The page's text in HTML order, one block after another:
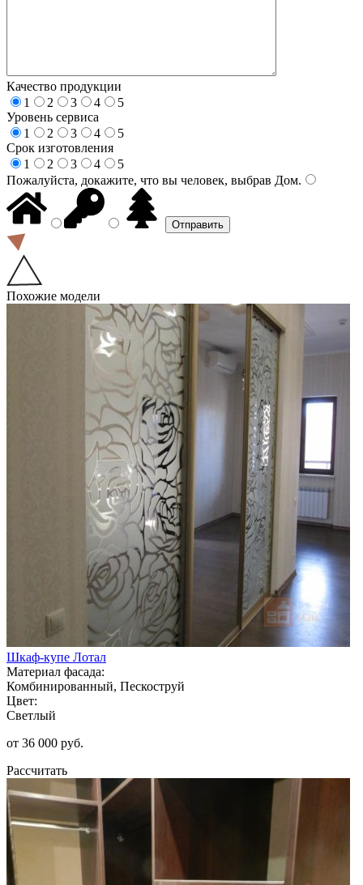
Качество продукции
1
2 3 4
5
Уровень сервиса
1
2 3 4
5
Срок изготовления
1
2 3 4
5
Пожалуйста, докажите, что вы человек, выбрав Дом.
Похожие модели
Шкаф-купе Лотал
Материал фасада:
Комбинированный, Пескоструй
Цвет:
Светлый
от 36 000 руб.
Рассчитать